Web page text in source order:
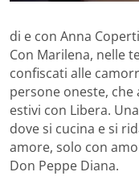
di e con Anna
Con Marilena, nelle
confiscati alle
persone oneste,
estivi con Libera.
dove si cucina e si
amore, solo con
Don Peppe Diana.